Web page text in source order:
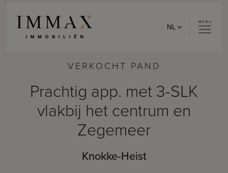
NL
VERKOCHT PAND
Prachtig app. met 3-SLK
vlakbij het centrum en
Zegemeer
Knokke-Heist